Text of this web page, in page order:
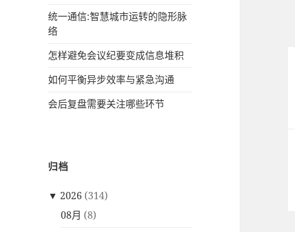
统一通信:智慧城市运转的隐形脉
络
怎样避免会议纪要变成信息堆积
如何平衡异步效率与紧急沟通
会后复盘需要关注哪些环节
归档
▼ 2026 (314)
08月 (8)